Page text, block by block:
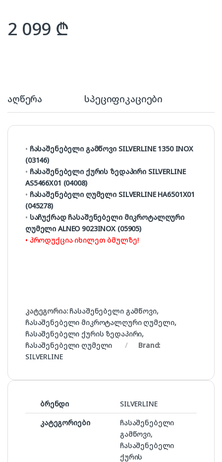
2 099 ₾
აღწერა სპეციფიკაციები
• ჩასაშენებელი გამწოვი SILVERLINE 1350 INOX
(03146)
• ჩასაშენებელი ქურის ზედაპირი SILVERLINE
AS5466X01 (04008)
• ჩასაშენებელი ღუმელი SILVERLINE HA6501X01
(045278)
• საჩუქრად ჩასაშენებელი მიკროტალღური
ღუმელი ALNEO 9023INOX (05905)
• პროდუქცია იხილეთ ბმულზე!
კატეგორია: ჩასაშენებელი გამწოვი,
ჩასაშენებელი მიკროტალღური ღუმელი,
ჩასაშენებელი ქურის ზედაპირი,
ჩასაშენებელი ღუმელი
Brand:
SILVERLINE
ბრენდი
SILVERLINE
კატეგორიები
ჩასაშენებელი
გამწოვი,
ჩასაშენებელი
ქურის